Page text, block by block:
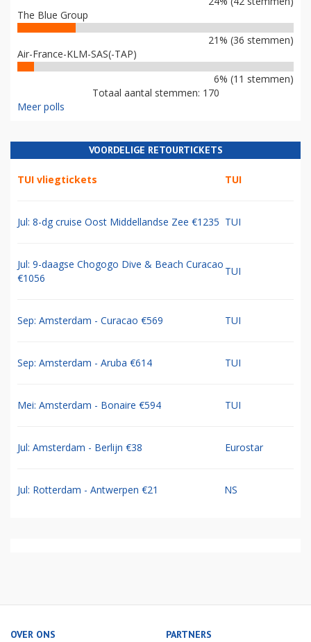
The Blue Group
21% (36 stemmen)
Air-France-KLM-SAS(-TAP)
6% (11 stemmen)
Totaal aantal stemmen: 170
Meer polls
VOORDELIGE RETOURTICKETS
TUI vliegtickets TUI
Jul: 8-dg cruise Oost Middellandse Zee €1235 TUI
Jul: 9-daagse Chogogo Dive & Beach Curacao
€1056
TUI
Sep: Amsterdam - Curacao €569 TUI
Sep: Amsterdam - Aruba €614 TUI
Mei: Amsterdam - Bonaire €594 TUI
Jul: Amsterdam - Berlijn €38 Eurostar
Jul: Rotterdam - Antwerpen €21 NS
OVER ONS PARTNERS